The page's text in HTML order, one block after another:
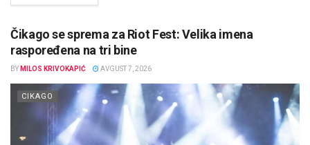
Čikago se sprema za Riot Fest: Velika imena
raspoređena na tri bine
BY MILOS KRIVOKAPIĆ AVGUST 7, 2026
CIKAGO